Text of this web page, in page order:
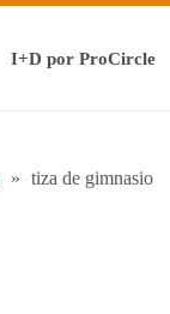
I+D por ProCircle
» tiza de gimnasio